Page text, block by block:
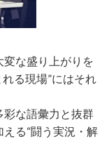
な盛り上がりを
る現場”にはそれ
彩な語彙力と抜群
る“闘う実況・解